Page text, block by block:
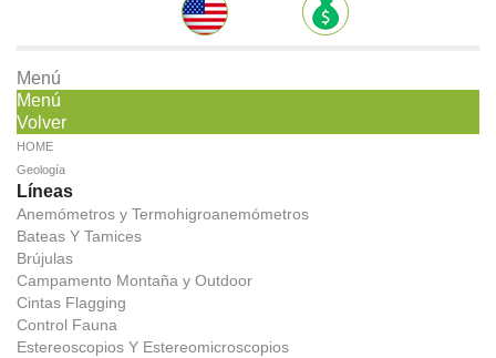
Menú
Menú
Volver
HOME
Geología
Líneas
Anemómetros y Termohigroanemómetros
Bateas Y Tamices
Brújulas
Campamento Montaña y Outdoor
Cintas Flagging
Control Fauna
Estereoscopios Y Estereomicroscopios